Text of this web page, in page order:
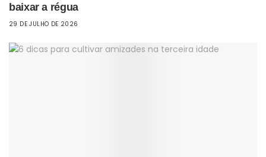
baixar a régua
29 DE JULHO DE 2026